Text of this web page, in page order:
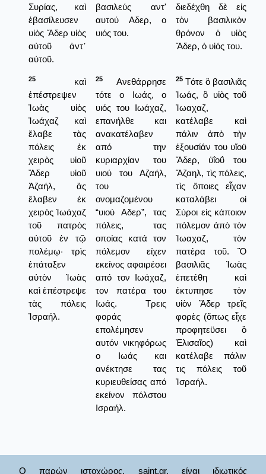
Συρίας, καὶ
ἐβασίλευσεν
υἱὸς Ἄδερ υἱὸς
αὐτοῦ ἀντ᾿
αὐτοῦ.
βασιλεύς αντ'
αυτού Αδερ, ο
υιός του.
διεδέχθη δὲ εἰς
τὸν βασιλικὸν
θρόνον ὁ υἱὸς
Ἄδερ, ὁ υἱός του.
25
καὶ
ἐπέστρεψεν
Ἰωὰς υἱὸς
Ἰωάχαζ καὶ
ἔλαβε τὰς
πόλεις ἐκ
χειρὸς υἱοῦ
Ἄδερ υἱοῦ
Ἀζαήλ, ἃς
ἔλαβεν ἐκ
χειρὸς Ἰωάχαζ
τοῦ πατρὸς
αὐτοῦ ἐν τῷ
πολέμῳ· τρὶς
ἐπάταξεν
αὐτὸν Ἰωὰς
καὶ ἐπέστρεψε
τὰς πόλεις
Ἰσραήλ.
25
Ανεθάρρησε
τότε ο Ιωάς, ο
υιός του Ιωάχαζ,
επανήλθε και
ανακατέλαβεν
από την
κυριαρχίαν του
υιού του Αζαήλ,
του
ονομαζομένου
“υιού Αδερ”, τας
πόλεις, τας
οποίας κατά τον
πόλεμον είχεν
εκείνος αφαιρέσει
από τον Ιωάχαζ,
τον πατέρα του
Ιωάς. Τρεις
φοράς
επολέμησεν
αυτόν νικηφόρως
ο Ιωάς και
ανέκτησε τας
κυριευθείσας από
εκείνον πόλστου
Ισραήλ.
25 Τότε ὃ βασιλιᾶς
Ἰωάς, ὃ υἱὸς τοῦ
Ἰωαχαζ,
κατέλαβε καὶ
πάλιν ἀπὸ τὴν
ἐξουσίάν του υἵοϋ
Ἄδερ, ὑΐοΰ του
Ἄζαηλ, τὶς πόλεις,
τὶς ὅποιες εἶχαν
καταλάβει οἱ
Σύροι εἰς κάποιον
πόλεμον ἀπὸ τὸν
Ἰωαχαζ, τὸν
πατέρα τοῦ. Ὃ
βασιλιᾶς Ἰωὰς
ἐπετέθη καὶ
ἐκτυπησε τὸν
υἱὸν Ἄδερ τρεῖς
φορὲς (ὅπως εἶχε
προφητεϋσει ὃ
Ἐλισαῖος) καὶ
κατέλαβε πάλιν
τις πόλεις τοῦ
Ἰσραήλ.
Ο παρών ιστοχώρος, saint.gr, είναι ιδιωτικός